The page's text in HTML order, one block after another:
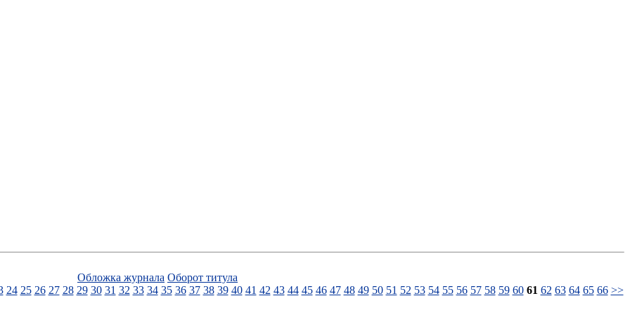
Обложка журнала Оборот титула
24 25 26 27 28 29 30 31 32 33 34 35 36 37 38 39 40 41 42 43 44 45 46 47 48 49 50 51 52 53 54 55 56 57 58 59 60 61 62 63 64 65 66 >>